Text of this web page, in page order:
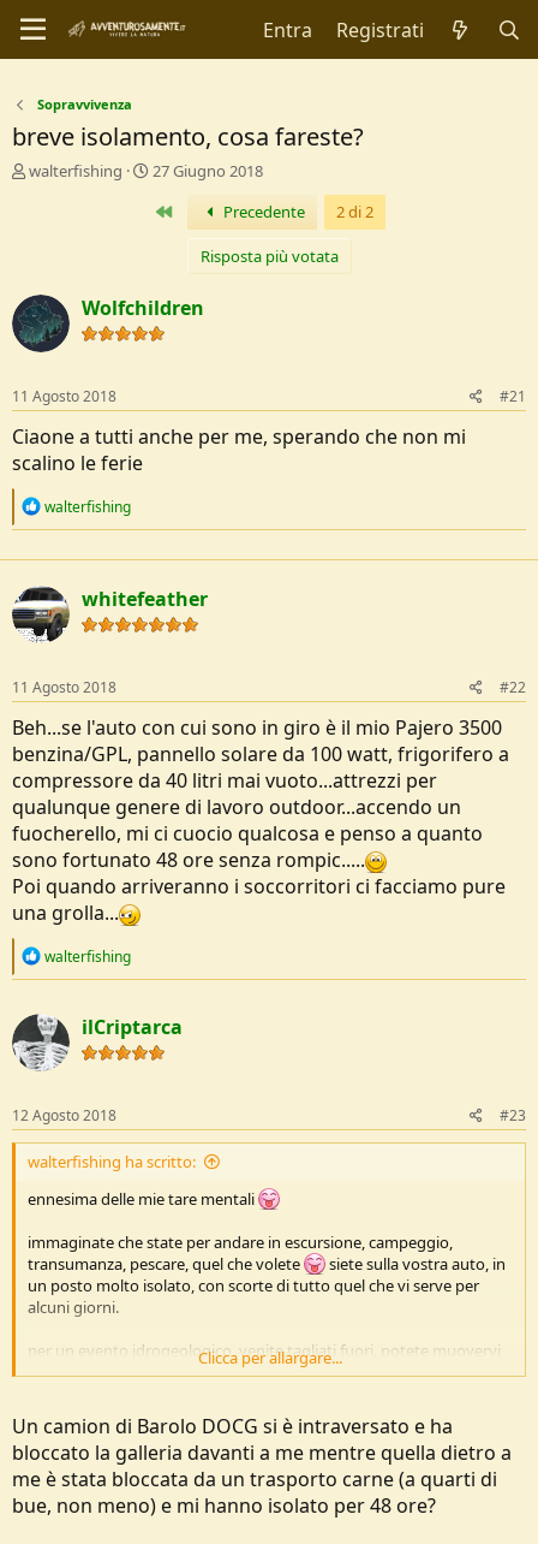
Entra Registrati
Sopravvivenza
breve isolamento, cosa fareste?
C
r
e
D
c
u
s
s
i
o
n
e
walterfishing
D
t
I
n
i
o
27 Giugno 2018
Primo Precedente 2 di 2
Risposta più votata
Wolfchildren
11 Agosto 2018 #21
Ciaone a tutti anche per me, sperando che non mi
scalino le ferie
R
c
i
o
n
walterfishing
whitefeather
11 Agosto 2018 #22
Beh...se l'auto con cui sono in giro è il mio Pajero 3500
benzina/GPL, pannello solare da 100 watt, frigorifero a
compressore da 40 litri mai vuoto...attrezzi per
qualunque genere di lavoro outdoor...accendo un
fuocherello, mi ci cuocio qualcosa e penso a quanto
sono fortunato 48 ore senza rompic.....
Poi quando arriveranno i soccorritori ci facciamo pure
una grolla...
R
c
t
i
o
s
:
walterfishing
ilCriptarca
12 Agosto 2018 #23
walterfishing ha scritto:
ennesima delle mie tare mentali
immaginate che state per andare in escursione, campeggio,
transumanza, pescare, quel che volete
siete sulla vostra auto, in
un posto molto isolato, con scorte di tutto quel che vi serve per
alcuni giorni.
per un evento idrogeologico, venite tagliati fuori. potete muovervi
solo nel raggio di 500 m dalla vostra auto, e c'e' un piccolo spiazzo a
supponendo che
1)i soccorsi siano stati allertati, e arriveranno tra 2 gg
2)il clima sia ottimo e abbiate scorte per un intervallo ben piu'
Clicca per allargare...
Un camion di Barolo DOCG si è intraversato e ha
bloccato la galleria davanti a me mentre quella dietro a
me è stata bloccata da un trasporto carne (a quarti di
bue, non meno) e mi hanno isolato per 48 ore?